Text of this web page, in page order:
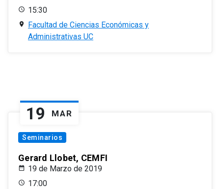
15:30
Facultad de Ciencias Económicas y
Administrativas UC
19 MAR
Seminarios
Gerard Llobet, CEMFI
19 de Marzo de 2019
17:00